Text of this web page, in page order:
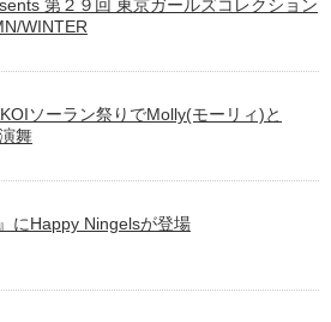
第２９回 東京ガールズコレクション
WINTER
ソーラン祭りでMolly(モーリィ)と
舞
にHappy Ningelsが登場